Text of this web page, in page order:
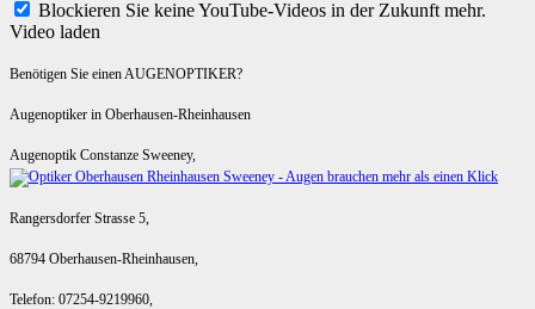
Blockieren Sie keine YouTube-Videos in der Zukunft mehr.
Video laden
Benötigen Sie einen AUGENOPTIKER?
Augenoptiker in Oberhausen-Rheinhausen
Augenoptik Constanze Sweeney,
Rangersdorfer Strasse 5,
68794 Oberhausen-Rheinhausen,
Telefon: 07254-9219960,